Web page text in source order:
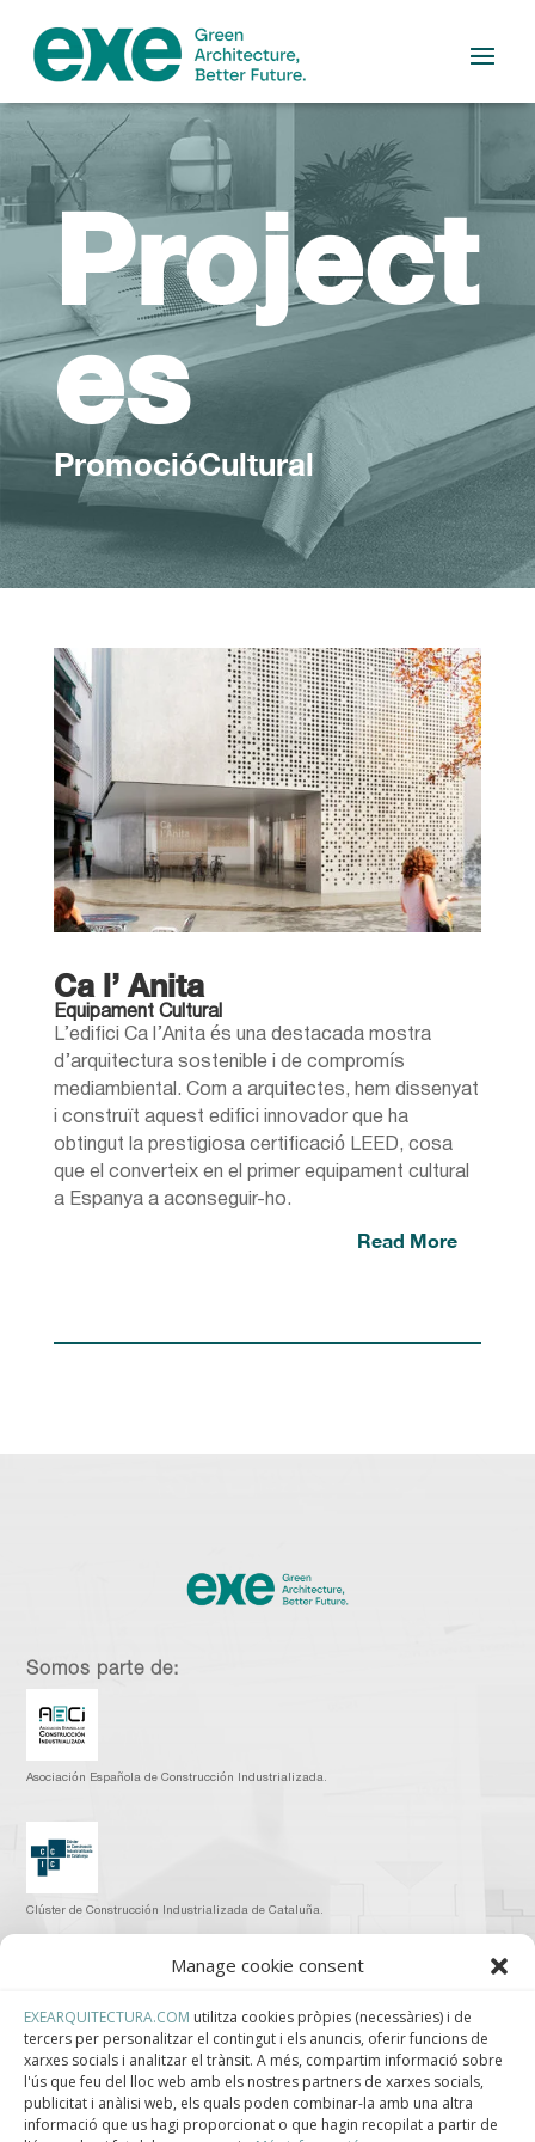
Manage cookie consent
EXEARQUITECTURA.COM utilitza cookies pròpies (necessàries) i de
tercers per personalitzar el contingut i els anuncis, oferir funcions de
xarxes socials i analitzar el trànsit. A més, compartim informació sobre
l'ús que feu del lloc web amb els nostres partners de xarxes socials,
publicitat i anàlisi web, els quals poden combinar-la amb una altra
informació que us hagi proporcionat o que hagin recopilat a partir de
Project
es
PromocióCultural
Ca l’ Anita
Equipament Cultural
L’edifici Ca l’Anita és una destacada mostra
d’arquitectura sostenible i de compromís
mediambiental. Com a arquitectes, hem dissenyat
i construït aquest edifici innovador que ha
obtingut la prestigiosa certificació LEED, cosa
que el converteix en el primer equipament cultural
a Espanya a aconseguir-ho.
Read More
Somos parte de:
Asociación Española de Construcción Industrializada.
Clúster de Construcción Industrializada de Cataluña.
Centro de Innovación Tecnológica en Bioconstrucción y Paisajismo.
Contact